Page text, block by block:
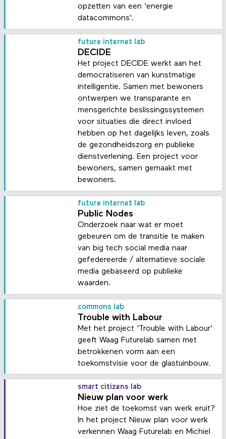
opzetten van een 'energie
datacommons'.
future internet lab
DECIDE
Het project DECIDE werkt aan het
democratiseren van kunstmatige
intelligentie. Samen met bewoners
ontwerpen we transparante en
mensgerichte beslissingssystemen
voor situaties die direct invloed
hebben op het dagelijks leven, zoals
de gezondheidszorg en publieke
dienstverlening. Een project voor
bewoners, samen gemaakt met
bewoners.
future internet lab
Public Nodes
Onderzoek naar wat er moet
gebeuren om de transitie te maken
van big tech social media naar
gefedereerde / alternatieve sociale
media gebaseerd op publieke
waarden.
commons lab
Trouble with Labour
Met het project 'Trouble with Labour'
geeft Waag Futurelab samen met
betrokkenen vorm aan een
toekomstvisie voor de glastuinbouw.
smart citizens lab
Nieuw plan voor werk
Hoe ziet de toekomst van werk eruit?
In het project Nieuw plan voor werk
verkennen Waag Futurelab en Michiel